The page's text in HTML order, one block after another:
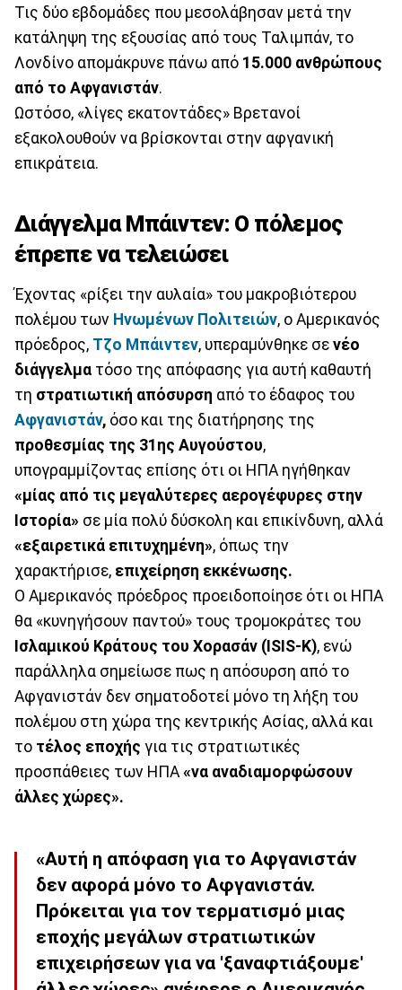
Τις δύο εβδομάδες που μεσολάβησαν μετά την
κατάληψη της εξουσίας από τους Ταλιμπάν, το
Λονδίνο απομάκρυνε πάνω από 15.000 ανθρώπους
από το Αφγανιστάν.
Ωστόσο, «λίγες εκατοντάδες» Βρετανοί
εξακολουθούν να βρίσκονται στην αφγανική
επικράτεια.
Διάγγελμα Μπάιντεν: Ο πόλεμος
έπρεπε να τελειώσει
Έχοντας «ρίξει την αυλαία» του μακροβιότερου
πολέμου των Ηνωμένων Πολιτειών, ο Αμερικανός
πρόεδρος, Τζο Μπάιντεν, υπεραμύνθηκε σε νέο
διάγγελμα τόσο της απόφασης για αυτή καθαυτή
τη στρατιωτική απόσυρση από το έδαφος του
Αφγανιστάν, όσο και της διατήρησης της
προθεσμίας της 31ης Αυγούστου,
υπογραμμίζοντας επίσης ότι οι ΗΠΑ ηγήθηκαν
«μίας από τις μεγαλύτερες αερογέφυρες στην
Ιστορία» σε μία πολύ δύσκολη και επικίνδυνη, αλλά
«εξαιρετικά επιτυχημένη», όπως την
χαρακτήρισε, επιχείρηση εκκένωσης.
O Αμερικανός πρόεδρος προειδοποίησε ότι οι ΗΠΑ
θα «κυνηγήσουν παντού» τους τρομοκράτες του
Ισλαμικού Κράτους του Χορασάν (ISIS-K), ενώ
παράλληλα σημείωσε πως η απόσυρση από το
Αφγανιστάν δεν σηματοδοτεί μόνο τη λήξη του
πολέμου στη χώρα της κεντρικής Ασίας, αλλά και
το τέλος εποχής για τις στρατιωτικές
προσπάθειες των ΗΠΑ «να αναδιαμορφώσουν
άλλες χώρες».
«Αυτή η απόφαση για το Αφγανιστάν
δεν αφορά μόνο το Αφγανιστάν.
Πρόκειται για τον τερματισμό μιας
εποχής μεγάλων στρατιωτικών
επιχειρήσεων για να 'ξαναφτιάξουμε'